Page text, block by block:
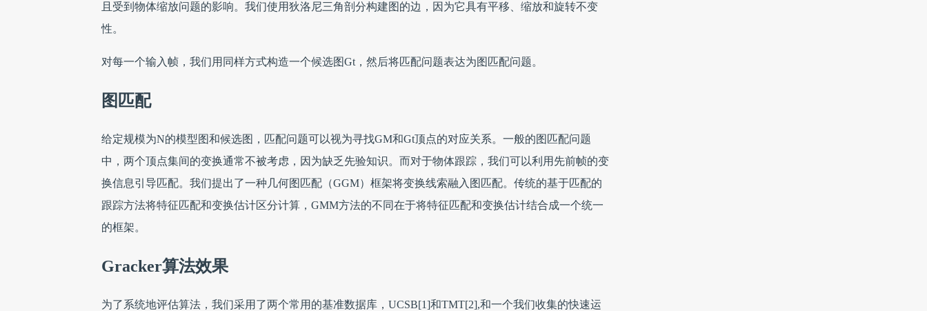
且受到物体缩放问题的影响。我们使用狄洛尼三角剖分构建图的边，因为它具有平移、缩放和旋转不变
性。
对每一个输入帧，我们用同样方式构造一个候选图Gt，然后将匹配问题表达为图匹配问题。
图匹配
给定规模为N的模型图和候选图，匹配问题可以视为寻找GM和Gt顶点的对应关系。一般的图匹配问题
中，两个顶点集间的变换通常不被考虑，因为缺乏先验知识。而对于物体跟踪，我们可以利用先前帧的变
换信息引导匹配。我们提出了一种几何图匹配（GGM）框架将变换线索融入图匹配。传统的基于匹配的
跟踪方法将特征匹配和变换估计区分计算，GMM方法的不同在于将特征匹配和变换估计结合成一个统一
的框架。
Gracker算法效果
为了系统地评估算法，我们采用了两个常用的基准数据库，UCSB[1]和TMT[2],和一个我们收集的快速运